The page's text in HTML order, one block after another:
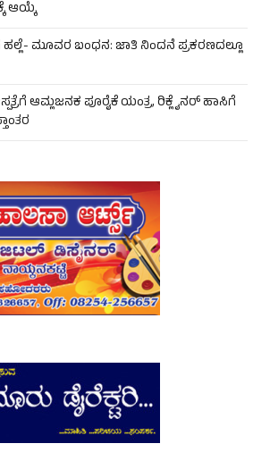
ಆಯ್ಕೆ
ಮೂವರ ಬಂಧನ: ಜಾತಿ ನಿಂದನೆ ಪ್ರಕರಣದಲ್ಲೂ
ಆಮ್ಲಜನಕ ಪೂರೈಕೆ ಯಂತ್ರ, ರಿಕ್ಲೈನರ್ ಹಾಸಿಗೆ